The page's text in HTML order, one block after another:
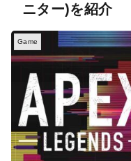
ニター)を紹介
Game